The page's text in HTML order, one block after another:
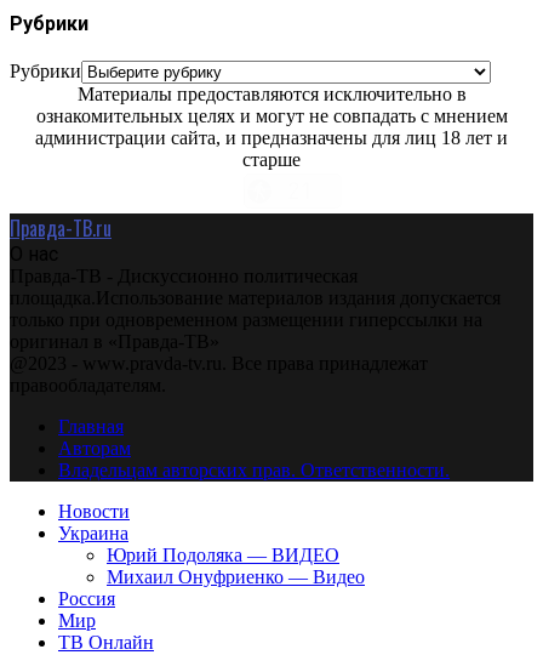
Рубрики
Рубрики
Материалы предоставляются исключительно в
ознакомительных целях и могут не совпадать с мнением
администрации сайта, и предназначены для лиц 18 лет и
старше
Правда-ТВ.ru
О нас
Правда-ТВ - Дискуссионно политическая
площадка.Использование материалов издания допускается
только при одновременном размещении гиперссылки на
оригинал в «Правда-ТВ»
@2023 - www.pravda-tv.ru. Все права принадлежат
правообладателям.
Главная
Авторам
Владельцам авторских прав. Ответственности.
Новости
Украина
Юрий Подоляка — ВИДЕО
Михаил Онуфриенко — Видео
Россия
Мир
ТВ Онлайн